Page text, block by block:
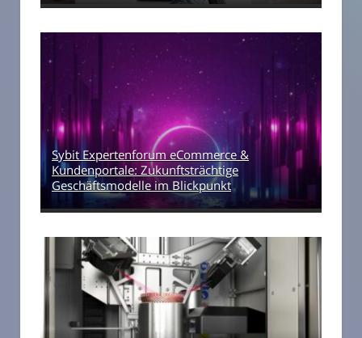
Sybit Expertenforum eCommerce &
Kundenportale: Zukunftsträchtige
Geschäftsmodelle im Blickpunkt